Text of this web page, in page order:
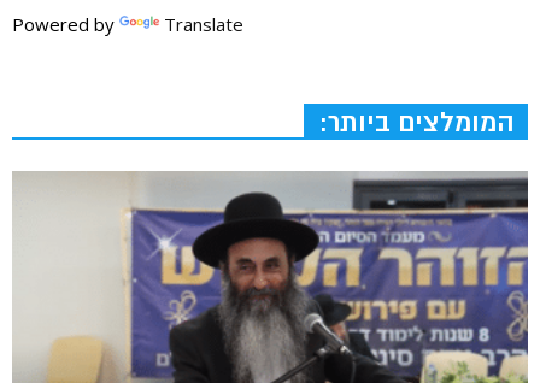
Powered by Translate
המומלצים ביותר: